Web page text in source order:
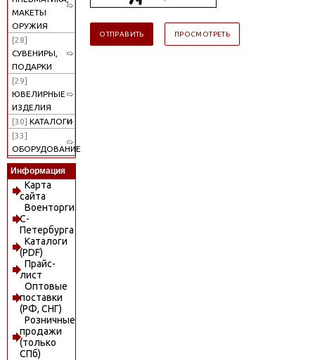
МАКЕТЫ
ОРУЖИЯ
[28]
СУВЕНИРЫ,
ПОДАРКИ
[29]
ЮВЕЛИРНЫЕ
ИЗДЕЛИЯ
[30] КАТАЛОГИ
[33]
ОБОРУДОВАНИЕ
Информация
Карта
сайта
Военторги
С-
Петербурга
Каталоги
(PDF)
Прайс-
лист
Оптовые
поставки
(РФ, СНГ)
Розничные
продажи
(только
СПб)